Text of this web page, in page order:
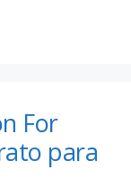
For
para